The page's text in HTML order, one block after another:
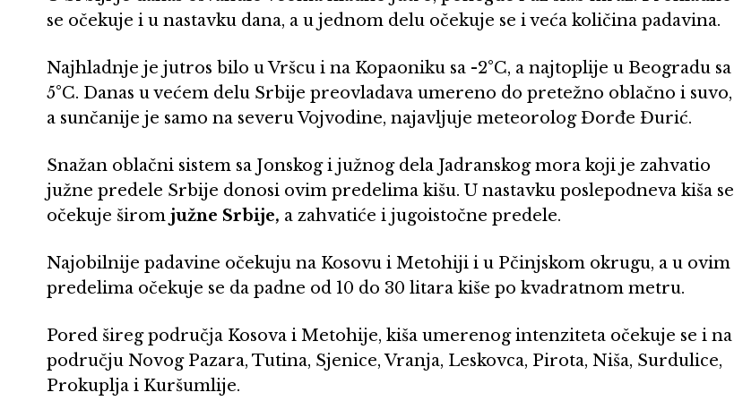
se očekuje i u nastavku dana, a u jednom delu očekuje se i veća količina padavina.
Najhladnje je jutros bilo u Vršcu i na Kopaoniku sa -2°C, a najtoplije u Beogradu sa
5°C. Danas u većem delu Srbije preovladava umereno do pretežno oblačno i suvo,
a sunčanije je samo na severu Vojvodine, najavljuje meteorolog Đorđe Đurić.
Snažan oblačni sistem sa Jonskog i južnog dela Jadranskog mora koji je zahvatio
južne predele Srbije donosi ovim predelima kišu. U nastavku poslepodneva kiša se
očekuje širom južne Srbije, a zahvatiće i jugoistočne predele.
Najobilnije padavine očekuju na Kosovu i Metohiji i u Pčinjskom okrugu, a u ovim
predelima očekuje se da padne od 10 do 30 litara kiše po kvadratnom metru.
Pored šireg područja Kosova i Metohije, kiša umerenog intenziteta očekuje se i na
području Novog Pazara, Tutina, Sjenice, Vranja, Leskovca, Pirota, Niša, Surdulice,
Prokuplja i Kuršumlije.